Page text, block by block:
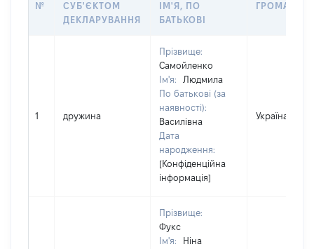
№
СУБ'ЄКТОМ
ДЕКЛАРУВАННЯ
ІМ'Я, ПО
БАТЬКОВІ
1 дружина
Прізвище:
Самойленко
Ім'я:
Людмила
По батькові (за
наявності):
Василівна
Дата
народження:
[Конфіденційна
інформація]
Україна
Прізвище:
Фукс
Ім'я:
Ніна